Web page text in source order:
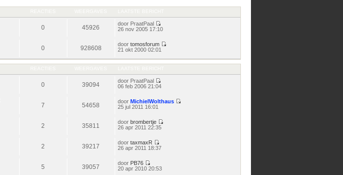
0 45926
door PraatPaal
Bekijk
26 nov 2005 17:10
0 928608
door tomosforum
bericht
21 okt 2000 02:01
0 39094
door PraatPaal
Bekijk
06 feb 2006 21:04
7 54658
door MichielWolthaus
25 jul 2011 16:01
2 35811
door brombertje
26 apr 2011 22:35
2 39217
door taxmaxR
Bekijk
26 apr 2011 18:37
5 39057
door PB76
Bekijk
20 apr 2010 20:53